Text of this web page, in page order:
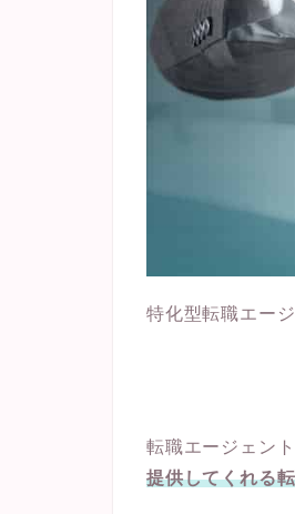
特化型転職エー
転職エージェント
提供してくれる